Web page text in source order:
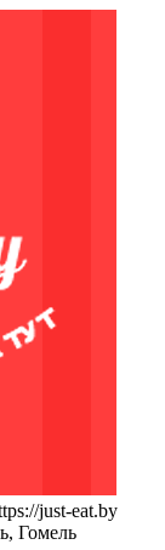
just-eat.by
Гомель